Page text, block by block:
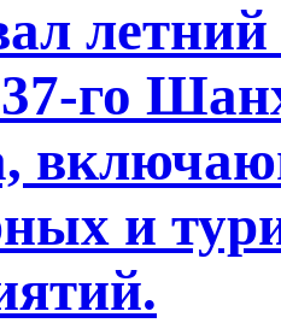
го
и